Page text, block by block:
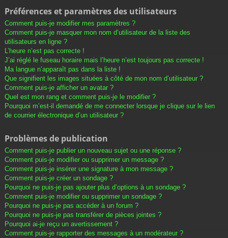
Préférences et paramètres des utilisateurs
Comment puis-je modifier mes paramètres ?
Comment puis-je masquer mon nom d’utilisateur de la liste des
utilisateurs en ligne ?
L’heure n’est pas correcte !
J’ai réglé le fuseau horaire mais l’heure n’est toujours pas correcte !
Ma langue n’apparaît pas dans la liste !
Que signifient les images situées à côté de mon nom d’utilisateur ?
Comment puis-je afficher un avatar ?
Quel est mon rang et comment puis-je le modifier ?
Pourquoi m’est-il demandé de me connecter lorsque je clique sur le lien
de courrier électronique d’un utilisateur ?
Problèmes de publication
Comment puis-je publier un nouveau sujet ou une réponse ?
Comment puis-je modifier ou supprimer un message ?
Comment puis-je insérer une signature à mon message ?
Comment puis-je créer un sondage ?
Pourquoi ne puis-je pas ajouter plus d’options à un sondage ?
Comment puis-je modifier ou supprimer un sondage ?
Pourquoi ne puis-je pas accéder à un forum ?
Pourquoi ne puis-je pas transférer de pièces jointes ?
Pourquoi ai-je reçu un avertissement ?
Comment puis-je rapporter des messages à un modérateur ?